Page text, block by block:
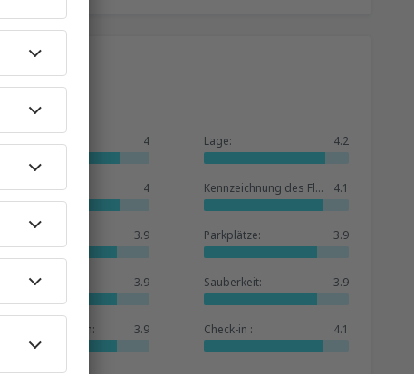
Allgemein: 4 Lage: 4.2
Warteraum: 4 Kennzeichnung des Flughafens: 4.1
3.9 Parkplätze: 3.9
Hotelbasis: 3.9 Sauberkeit: 3.9
Dienstleistungen: 3.9 Check-in : 4.1